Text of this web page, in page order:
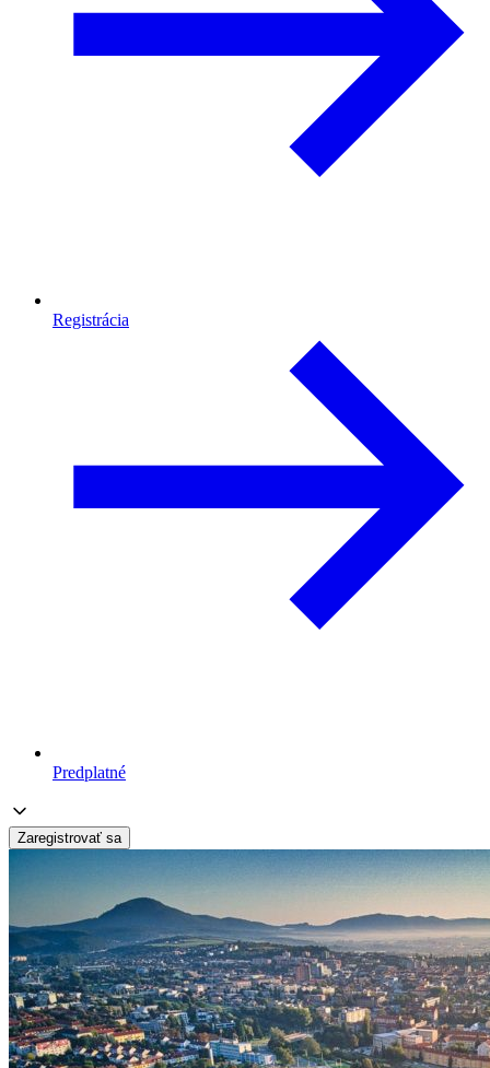
Registrácia
Predplatné
Zaregistrovať sa